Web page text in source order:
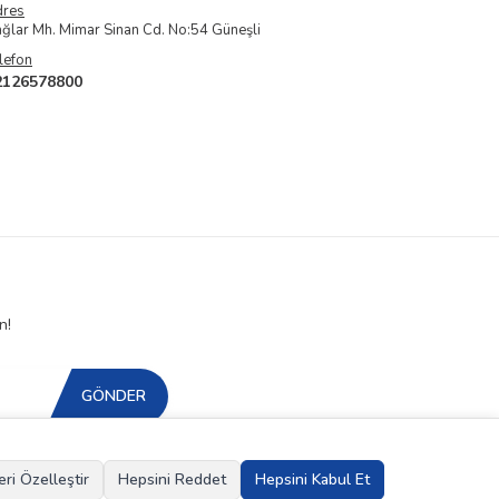
Mh. Mimar Sinan Cd. No:54 Güneşli
GÖNDER
Özelleştir Hepsini Reddet Hepsini Kabul Et